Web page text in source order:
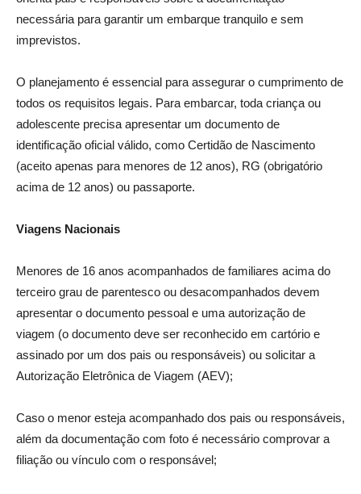
necessária para garantir um embarque tranquilo e sem
imprevistos.
O planejamento é essencial para assegurar o cumprimento de
todos os requisitos legais. Para embarcar, toda criança ou
adolescente precisa apresentar um documento de
identificação oficial válido, como Certidão de Nascimento
(aceito apenas para menores de 12 anos), RG (obrigatório
acima de 12 anos) ou passaporte.
Viagens Nacionais
Menores de 16 anos acompanhados de familiares acima do
terceiro grau de parentesco ou desacompanhados devem
apresentar o documento pessoal e uma autorização de
viagem (o documento deve ser reconhecido em cartório e
assinado por um dos pais ou responsáveis) ou solicitar a
Autorização Eletrônica de Viagem (AEV);
Caso o menor esteja acompanhado dos pais ou responsáveis,
além da documentação com foto é necessário comprovar a
filiação ou vínculo com o responsável;